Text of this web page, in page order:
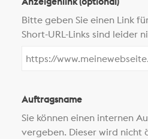
Bitte geben Sie einen Link
Short-URL-Links sind leider
Auftragsname
Sie können einen internen
vergeben. Dieser wird nicht